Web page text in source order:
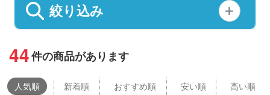
絞り込み
44件の商品があります
人気順 新着順 おすすめ順 安い順 高い順